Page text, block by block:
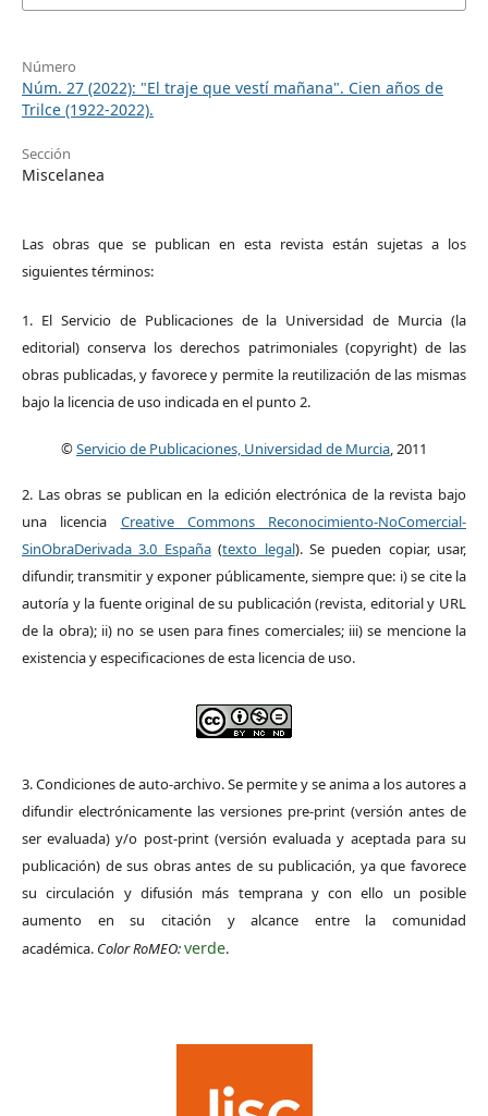
Número
Núm. 27 (2022): "El traje que vestí mañana". Cien años de
Trilce (1922-2022).
Sección
Miscelanea
Las obras que se publican en esta revista están sujetas a los
siguientes términos:
1. El Servicio de Publicaciones de la Universidad de Murcia (la
editorial) conserva los derechos patrimoniales (copyright) de las
obras publicadas, y favorece y permite la reutilización de las mismas
bajo la licencia de uso indicada en el punto 2.
©Servicio de Publicaciones, Universidad de Murcia, 2011
2. Las obras se publican en la edición electrónica de la revista bajo
una licencia Creative Commons Reconocimiento-NoComercial-
SinObraDerivada 3.0 España(texto legal). Se pueden copiar, usar,
difundir, transmitir y exponer públicamente, siempre que: i) se cite la
autoría y la fuente original de su publicación (revista, editorial y URL
de la obra); ii) no se usen para fines comerciales; iii) se mencione la
existencia y especificaciones de esta licencia de uso.
3. Condiciones de auto-archivo. Se permite y se anima a los autores a
difundir electrónicamente las versiones pre-print (versión antes de
ser evaluada) y/o post-print (versión evaluada y aceptada para su
publicación) de sus obras antes de su publicación, ya que favorece
su circulación y difusión más temprana y con ello un posible
aumento en su citación y alcance entre la comunidad
académica. Color RoMEO:verde.